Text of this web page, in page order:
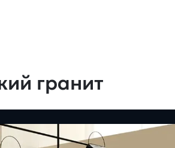
гранит